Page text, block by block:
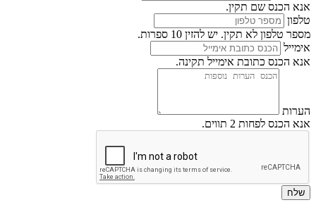
אנא הכנס שם תקין.
טלפון
מספר טלפון לא תקין. יש להזין 10 ספרות.
אימייל
אנא הכנס כתובת אימייל תקינה.
הערות
אנא הכנס לפחות 2 תווים.
שלח